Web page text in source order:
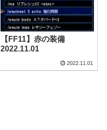
【FF11】赤の装備
2022.11.01
2022.11.01